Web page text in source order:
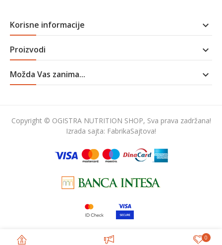
0
Korisne informacije 
Proizvodi 
Možda Vas zanima... 
Copyright © OGISTRA NUTRITION SHOP, Sva prava zadržana!
Izrada sajta: FabrikaSajtova!